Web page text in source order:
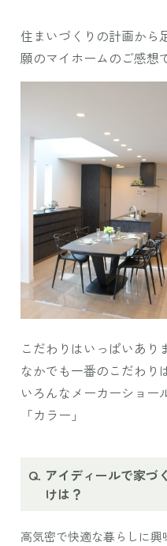
住まいづくりの計画から
願のマイホームのご感想
こだわりはいっぱいあり
なかでも一番のこだわり
いろんなメーカーショー
「カラー」
アイディールで家づ
けは？
高気密で快適な暮らしに